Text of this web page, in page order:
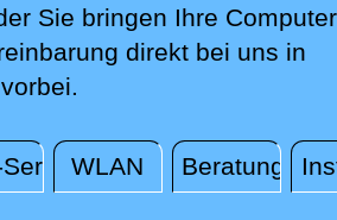
Sie bringen Ihre
direkt bei uns in
WLAN Beratung